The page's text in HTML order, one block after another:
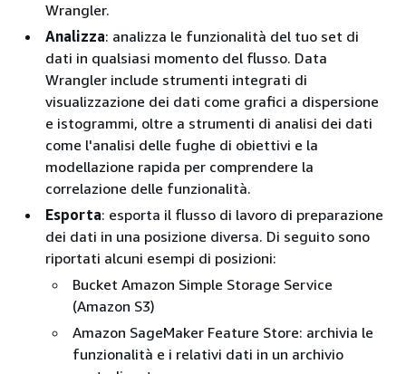
Wrangler.
Analizza: analizza le funzionalità del tuo set di
dati in qualsiasi momento del flusso. Data
Wrangler include strumenti integrati di
visualizzazione dei dati come grafici a dispersione
e istogrammi, oltre a strumenti di analisi dei dati
come l'analisi delle fughe di obiettivi e la
modellazione rapida per comprendere la
correlazione delle funzionalità.
Esporta: esporta il flusso di lavoro di preparazione
dei dati in una posizione diversa. Di seguito sono
riportati alcuni esempi di posizioni:
Bucket Amazon Simple Storage Service
(Amazon S3)
Amazon SageMaker Feature Store: archivia le
funzionalità e i relativi dati in un archivio